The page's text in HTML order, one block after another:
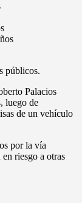
públicos.
Palacios
luego de
de un vehículo
por la vía
riesgo a otras